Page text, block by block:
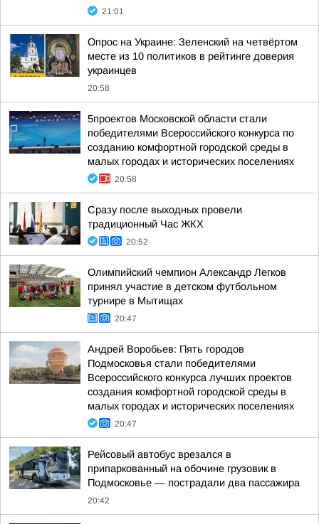
21:01
Опрос на Украине: Зеленский на четвёртом
месте из 10 политиков в рейтинге доверия
украинцев
20:58
5проектов Московской области стали
победителями Всероссийского конкурса по
созданию комфортной городской среды в
малых городах и исторических поселениях
20:58
Сразу после выходных провели
традиционный Час ЖКХ
20:52
Олимпийский чемпион Александр Легков
принял участие в детском футбольном
турнире в Мытищах
20:47
Андрей Воробьев: Пять городов
Подмосковья стали победителями
Всероссийского конкурса лучших проектов
создания комфортной городской среды в
малых городах и исторических поселениях
20:47
Рейсовый автобус врезался в
припаркованный на обочине грузовик в
Подмосковье — пострадали два пассажира
20:42